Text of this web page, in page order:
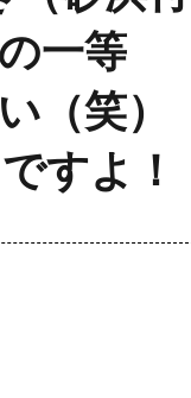
一等
（笑）
すよ！